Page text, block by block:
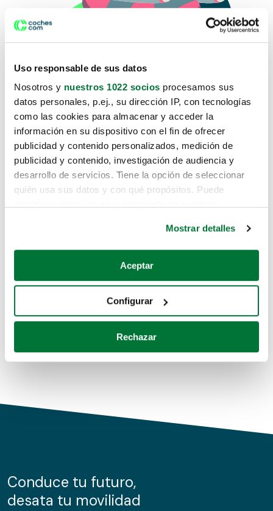
Uso responsable de sus datos
Nosotros y nuestros 1022 socios procesamos sus
datos personales, p.ej., su dirección IP, con tecnologías
como las cookies para almacenar y acceder la
información en su dispositivo con el fin de ofrecer
publicidad y contenido personalizados, medición de
publicidad y contenido, investigación de audiencia y
desarrollo de servicios. Tiene la opción de seleccionar
quién usa sus datos y con qué propósitos. Puede
Si lo permite, también quisiéramos:
Recopilar información sobre su ubicación geográfica
Identificar su dispositivo analizándolo activamente
para buscar características específicas (huellas
Obtenga más información sobre cómo se procesan sus
de cookies.
información sobre el uso que haga del sitio web con
nuestros partners de redes sociales, publicidad y análisis
Mostrar detalles
Aceptar
Configurar
Rechazar
Lo sentimos, no sabemos como
te hemos traido hasta aquí.
Pero puedes encontrar el coche que estás
buscando en alguno de estos enlaces:
Coches de segunda mano
Coches de km0
Conduce tu futuro,
desata tu movilidad